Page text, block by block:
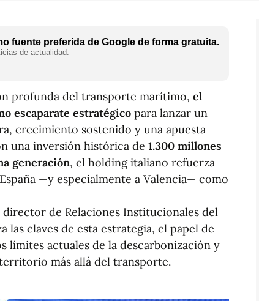
fuente preferida de Google de forma gratuita.
de actualidad.
profunda del transporte marítimo, el
escaparate estratégico para lanzar un
crecimiento sostenido y una apuesta
una inversión histórica de 1.300 millones
generación, el holding italiano refuerza
—y especialmente a Valencia— como
director de Relaciones Institucionales del
las claves de esta estrategia, el papel de
límites actuales de la descarbonización y
más allá del transporte.